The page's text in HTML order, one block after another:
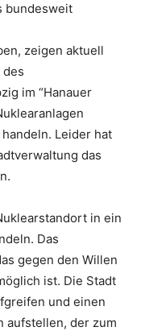
bundesweit
zeigen aktuell
im “Hanauer
Leider hat
das
in ein
Das
gegen den Willen
ist. Die Stadt
und einen
aufstellen, der zum